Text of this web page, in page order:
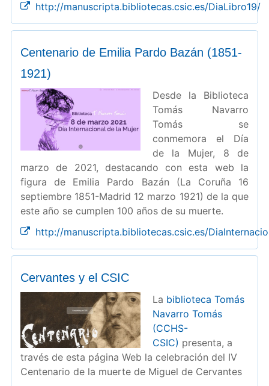
http://manuscripta.bibliotecas.csic.es/DiaLibro19/
Centenario de Emilia Pardo Bazán (1851-
1921)
Desde la Biblioteca
Tomás Navarro
Tomás se
conmemora el Día
de la Mujer, 8 de
marzo de 2021, destacando con esta web la
figura de Emilia Pardo Bazán (La Coruña 16
septiembre 1851-Madrid 12 marzo 1921) de la que
este año se cumplen 100 años de su muerte.
http://manuscripta.bibliotecas.csic.es/
Cervantes y el CSIC
La biblioteca Tomás
Navarro Tomás
(CCHS-
CSIC) presenta, a
través de esta página Web la celebración del IV
Centenario de la muerte de Miguel de Cervantes